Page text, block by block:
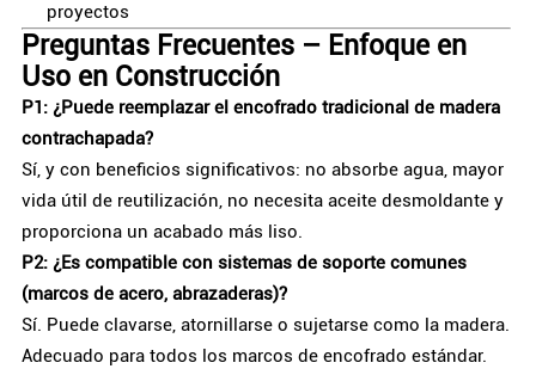
proyectos
Preguntas Frecuentes – Enfoque en
Uso en Construcción
P1: ¿Puede reemplazar el encofrado tradicional de madera
contrachapada?
Sí, y con beneficios significativos: no absorbe agua, mayor
vida útil de reutilización, no necesita aceite desmoldante y
proporciona un acabado más liso.
P2: ¿Es compatible con sistemas de soporte comunes
(marcos de acero, abrazaderas)?
Sí. Puede clavarse, atornillarse o sujetarse como la madera.
Adecuado para todos los marcos de encofrado estándar.